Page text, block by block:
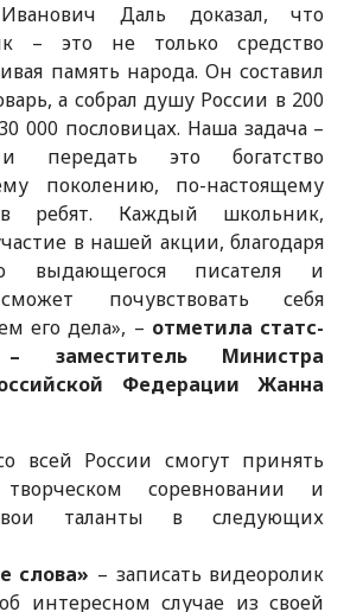
Даль доказал, что
– это не только средство
память народа. Он составил
а собрал душу России в 200
000 пословицах. Наша задача –
передать это богатство
поколению, по-настоящему
ребят. Каждый школьник,
в нашей акции, благодаря
выдающегося писателя и
почувствовать себя
его дела», – отметила статс-
– заместитель Министра
Федерации Жанна
всей России смогут принять
соревновании и
таланты в следующих
слова» – записать видеоролик
интересном случае из своей